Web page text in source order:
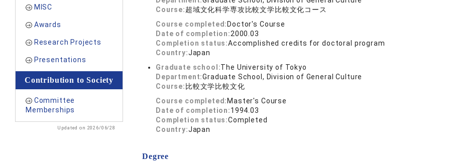
MISC
Awards
Research Projects
Presentations
Contribution to Society
Committee
Memberships
Updated on 2026/06/28
Course:超域文化科学専攻比較文学比較文化コース
Course completed: Doctor's Course
Date of completion:2000.03
Completion status:Accomplished credits for doctoral program
Country:Japan
Graduate school:The University of Tokyo
Department:Graduate School, Division of General Culture
Course: 比較文学比較文化
Course completed: Master's Course
Date of completion:1994.03
Completion status:Completed
Country:Japan
Degree